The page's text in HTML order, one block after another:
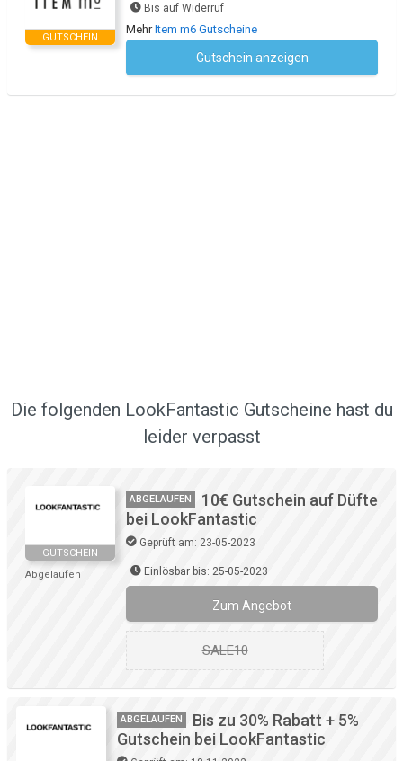
GUTSCHEIN
Bis auf Widerruf
MehrItem m6 Gutscheine
Gutschein anzeigen
Die folgenden LookFantastic Gutscheine hast du
leider verpasst
GUTSCHEIN
Abgelaufen
ABGELAUFEN
10€ Gutschein auf Düfte
bei LookFantastic
Geprüft am: 23-05-2023
Einlösbar bis: 25-05-2023
Zum Angebot
SALE10
ABGELAUFEN
Bis zu 30% Rabatt + 5%
Gutschein bei LookFantastic